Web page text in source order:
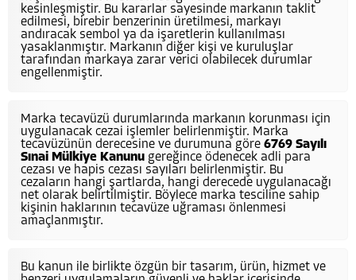
kesinleşmiştir. Bu kararlar sayesinde markanın taklit
edilmesi, birebir benzerinin üretilmesi, markayı
andıracak sembol ya da işaretlerin kullanılması
yasaklanmıştır. Markanın diğer kişi ve kuruluşlar
tarafından markaya zarar verici olabilecek durumlar
engellenmiştir.
Marka tecavüzü durumlarında markanın korunması için
uygulanacak cezai işlemler belirlenmiştir. Marka
tecavüzünün derecesine ve durumuna göre 6769 Sayılı
Sınai Mülkiye Kanunu gereğince ödenecek adli para
cezası ve hapis cezası sayıları belirlenmiştir. Bu
cezaların hangi şartlarda, hangi derecede uygulanacağı
net olarak belirtilmiştir. Böylece marka tesciline sahip
kişinin haklarının tecavüze uğraması önlenmesi
amaçlanmıştır.
Bu kanun ile birlikte özgün bir tasarım, ürün, hizmet ve